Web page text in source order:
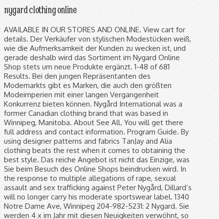
nygard clothing online
AVAILABLE IN OUR STORES AND ONLINE. View cart for details. Der Verkäufer von stylischen Modestücken weiß, wie die Aufmerksamkeit der Kunden zu wecken ist, und gerade deshalb wird das Sortiment im Nygard Online Shop stets um neue Produkte ergänzt. 1-48 of 681 Results. Bei den jungen Repräsentanten des Modemarkts gibt es Marken, die auch den größten Modeimperien mit einer langen Vergangenheit Konkurrenz bieten können. Nygård International was a former Canadian clothing brand that was based in Winnipeg, Manitoba. About See All. You will get there full address and contact information. Program Guide. By using designer patterns and fabrics TanJay and Alia clothing beats the rest when it comes to obtaining the best style. Das reiche Angebot ist nicht das Einzige, was Sie beim Besuch des Online Shops beindrucken wird. In the response to multiple allegations of rape, sexual assault and sex trafficking against Peter Nygård, Dillard’s will no longer carry his moderate sportswear label. 1340 Notre Dame Ave, Winnipeg 204-982-5231: 2 Nygard. Sie werden 4 x im Jahr mit diesen Neuigkeiten verwöhnt, so können Sie zu jeder Jahreszeit die neuesten Trends tragen. Time: ending soonest; Time: newly listed; Price + Shipping: lowest first; Price + Shipping: highest first ; Distance: nearest first; View: Gallery View. The buyers at Geri Fashions hand-select new TanJay and Alia fashions each season and offer them as a great-value, great-comfort line of conventional clothing for women Canada-wide. Shop for and buy nygard pants online at Macy's. We also use third-party cookies that help us analyze and understand how you use this website. Cart All. © 2020 - shoppen-mode-online.de. These cookies do not store any personal information. Die bunten Farbkombinationen sind gut gegen Langeweile, die raffinierten Formen widersprechen Stereotypen, und die hochwertigen Materialen sorgen für Komfort. SEE FAQs. Find Peter Nygard for women at up to 90% off retail price! look after the christmas heart new collection online free international delivery on all orders above € 75 free giftwrapping with all orders new #101 advent launch every sunday all orders can be exchanged until january 31st, 2021 in need of gift inspiration? Visit Dillard's to find clothing, accessories, shoes, cosmetics & more. Wahrscheinlich kennen auch Sie diese Marke wegen der stets wachsenden Verkaufskette und dem attraktiven Online Shop Nygard. Nygard has already been accused of sexually assaulting multiple women in a sex trafficking scheme that supposedly spanned decades. Ein breites Sortiment bei vernünftigen Preisen und bequemes Einkaufen, was wünscht man sich mehr? COATS & … Nygard hat wirklich sehr viel zu bieten, also falls Sie wunderschöne Accessoires für verschiedene Anlässe suchen, werden Sie diese bestimmt beim Online Shop Nygard finden. Find nygard pants at Macy's. 7 bids. Die 4 Tipps enden mit einem Angebot der 4 neuen Kollektionen, die Sie gleich nach deren Aufführung im Online Shop erwerben können. Get Started. Auch die Herren werden nicht enttäuscht sein, die Marke Nygard gilt schließlich auch als Symbol bequemer und zeitloser Herrenbekleidung. Discover over 25000 brands of hugely discounted clothes, handbags, shoes and accessories at thredUP. For sale signs can be seen in front of several Nygard stores after Manitoba's Court of Queen's Bench approved the liquidation of a group of companies owned by Winnipeg fashion tycoon Peter Nygard. Facebook is showing information to help you better understand the purpose of a Page. Der Verkäufer von stylischen Modestücken weiß, wie die Aufmerksamkeit der Kunden zu wecken ist, und gerade deshalb wird das Sortiment im Nygard Online Shop stets um neue Produkte ergänzt.. Das Modelabel Nygard wurde zur Legende der Bekleidungsindustrie, auch ohne eine lange Vorgeschichte zu haben. THE UNEXPECTED IS HERE! Natürlich darf auch eine geschmacksvolle Kollektion für die Kleinsten nicht fehlen, Sie können hier also auch für Ihre Kinder stylische Bekleidung kaufen. We offer fashion and quality at the best price in a more sustainable way. Gift Cards; Holiday Gift Guide; Wedding Registry; Sign In My Account. Double, double toil and trouble! Dillard's: Shop designer dresses, shoes, clothing, handbags, cosmetics and beauty, bedding, lingerie, wedding registry items and more. Shop Peter Nygard on sale at Tradesy. Magnifying glass icon. These cookies will be stored in your browser only with your consent. High quality Safiya Nygaard gifts and merchandise. Slide {current_page} of {total_pages} - You May Also Like. Useful 1. Die Originalität und die bemerkungswerte Kreativität gepaart mit der hochwertigen Verarbeitung haben dem Unternehmen den verdienten Erfolg beschert. Nutzen Sie die Möglichkeit des Online-Einkaufs, Sie werden dieses bequeme Einkaufen sicher schnell ins Herz schließen. Nygard, through his lawyer, said Monday that he was shocked by the allegations and categorically denied them. Black Friday and holiday hours information, reviews from customers. Nygard - - Online Shopping for Canadians, Today's Showstopper™ Deals. Nygard, Clothing store in Brantford, Ontario, 84 Lynden Road, Brantford, ON N3R 6B8 – Hours of Operation & Customer Reviews. All orders are custom made and most ship worldwide within 24 hours. Peter Nygard Women's Clothing On Sale Up To 90% Off Retail Find Peter Nygard for women at up to 90% off retail price! Imagine What You Can Design. Hello friends & welcome back to our channel! steigen sie in die Welt des Online Shops Nygard ein. Sign up to get up to 50% off your first order! 7 talking about this. Discover over 25000 brands of hugely discounted clothes, handbags, shoes and accessories at thredUP. Best Match. Die einzelnen Modelle sind geprägt von Charakteristika der aktuellen Top Trends, Sie können sich beim Kauf also sicher sein, dass Ihre Kleidungsstücke trendy sind. Out of these, the cookies that are categorized as necessary are stored on your browser as they are essential for the working of basic functionalities of the website. Advent calendar treat DECEMBER 14 - 20 . C $20.30 shipping. Something went wrong. Sie können also nicht nur für sich selbst, sondern auch für Ihre Freundinnen oder Ihren Partner etwas Passendes und Schönes kaufen, was diese sicher schätzen werden. Peter Nygard Plus-Sized Clothing at up to 90% off retail price! Most popular Nygard locations: Map: Show Map: 1 Nygard. Skip to main content.ca. Any cookies that may not be particularly necessary for the website to function and is used specifically to collect user personal data via analytics, ads, other embedded contents are termed as non-necessary cookies. Check out our nygard selection for the very best in unique or custom, handmade pieces from our women's clothing shops. Die Modemarke Nygard ist überall präsent. Skip to main content.us. Now the company provides women with jeans, swimwear, handbags, and more via online shopping. Community See All. Guaranteed authentic at incredible prices! Embed review. Der Nygard Online Shop bietet ein buntes Angebot an geschmacksvollen Accessoires und überrascht mit angenehmen Preisen, die zu den niedrigsten auf dem Markt mit diesem Sortiment gehören. Es gibt hier auch ein Treueprogramm, was weitere tolle Vorteile für loyale Kunden sichert. Accusations against Mr. Nygard predated the current lawsuit. Its collections feature color-related separates, making it … thredUP has a huge selection of like-new Peter Nygard women's clothing. TanJay Clothing for Women. Sie können sicher sein, die hochwertigsten Stücke zu bekommen, und dabei können Sie auch Geld sparen. See more of Nygard on Facebook. Choose Nygard near you from the list or by provinces – we have all Nygard outlet mall locations in database. Peter Nygård Strikes Back Again Legally Against Louis Bacon After initially clashing over a property dispute, the two titans have battled in and out of court for years. Discover over 25000 brands of hugely discounted clothes, handbags, shoes and accessories at www.thredup.com. 4.4 out of 5 stars 13. Mit Deinem Besuch stimmst Du deren Nutzung zu. Alle Rechte vorbehalten. ACCOUNT. Peter Nygard at up to 90% off estimated retail! Arrives before Christmas. Inspired designs on t-shirts, posters, stickers, home decor, and more by independent artists and designers from around the world. ON AIR. 0. Contact Nygard on Messenger. Choose Nygard near you from the list or by provinces – we have all Nygard outlet mall locations in database. Design Your Own Clothes Online. Noch dazu setzt der Verkäufer auf Vielseitigkeit, weshalb jeder etwas Passendes finden kann, unabhängig von Alter, Hobby, oder gesellschaftlichem Status. FREE Shipping on orders over $25 shipped by Amazon. Free Shipping at $25 + extended returns until 1/31/21. Worth an estimated $777-million, the Winnipeg-raised fashion entrepreneur faces allegations of sexual assault against multiple women and girls. All the Hats & Clothes; Amazon.com; cozylem; Rekucci; LARACE by Lanmo; Sponsored Price and other details may vary based on size and color. You also have the option to opt-out of these cookies. Helen D. Oakland Gardens, NY. Team Saf: Safiya Nygaard Tyler Williams Amazon.com: nygard clothing. Link to the thredUP account details. This category only includes cookies that ensures basic functionalities and security features of the website. $24.99 $ 24. To access the details of the store (location, opening hours, Nygard online and current flyers) click on the location or the store name. Mit Nygard werden Sie immer einen perfekten Überblick der aktuellen Angebote haben, und so werden Sie mit einigen Prozenten Ermäßigung shoppen können. (including phone number and directions) Number of all Nygard factory outlets in Canada: 4 » Go to Nygard outlet locator Number of Nygard outlets in Ontario: 4 … 321 people follow this . You will get hours, locations, delas and coupons. Free shipping on many items | Browse your favorite brands | affordable prices. With just a few mouse clicks, you c